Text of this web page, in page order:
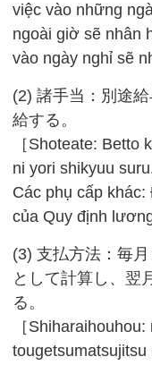
việc vào những
ngoài giờ sẽ nhân
vào ngày nghỉ sẽ
(2) 諸手当：別途
給する。
［Shoteate: Betto
ni yori shikyuu suru.
Các phụ cấp
của Quy định
(3) 支払方法：毎
として計算し、翌
る。
［